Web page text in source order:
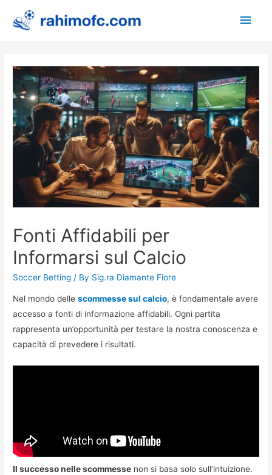
Main
Fonti Affidabili per
Informarsi sul Calcio
Soccer Betting / By Sig.ra Diamante Fiore
Nel mondo dellescommesse sul calcio, è fondamentale avere
accesso a fonti di informazione affidabili. Ogni partita
rappresenta un’opportunità per testare la nostra conoscenza e
capacità di prevedere i risultati.
Il successo nelle scommesse non si basa solo sull’intuizione.